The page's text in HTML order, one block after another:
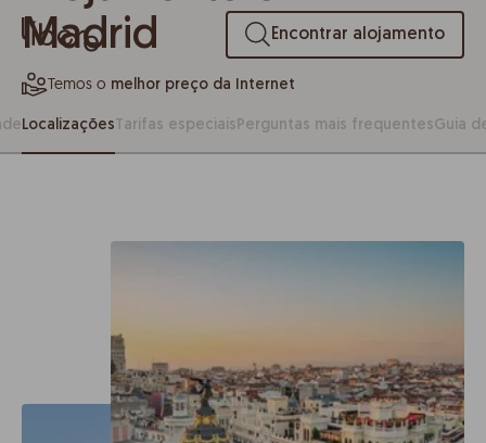
Encontrar alojamento
Madrid
Temos o melhor preço da Internet
Localizações Tarifas especiaisPerguntas mais frequentesGuia